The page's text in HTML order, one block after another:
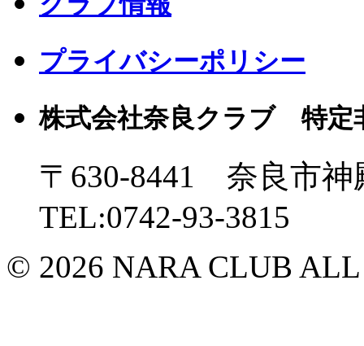
プライバシーポリシー
株式会社奈良クラブ 特定
〒630-8441 奈良市
TEL:0742-93-3815
© 2026 NARA CLUB ALL